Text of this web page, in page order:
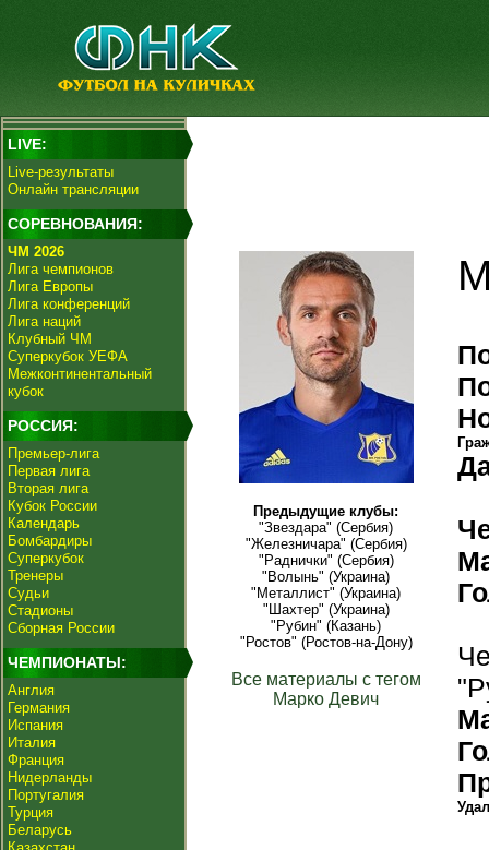
LIVE:
Live-результаты
Онлайн трансляции
СОРЕВНОВАНИЯ:
ЧМ 2026
Лига чемпионов
Лига Европы
Лига конференций
Лига наций
Клубный ЧМ
Суперкубок УЕФА
Межконтинентальный
кубок
РОССИЯ:
Премьер-лига
Первая лига
Вторая лига
Кубок России
Календарь
Бомбардиры
Суперкубок
Тренеры
Судьи
Стадионы
Сборная России
ЧЕМПИОНАТЫ:
Англия
Германия
Испания
Италия
Франция
Нидерланды
Португалия
Турция
Беларусь
Предыдущие клубы:
"Звездара" (Сербия)
"Железничара" (Сербия)
"Раднички" (Сербия)
"Волынь" (Украина)
"Металлист" (Украина)
"Шахтер" (Украина)
"Рубин" (Казань)
"Ростов" (Ростов-на-Дону)
Все материалы с тегом
Марко Девич